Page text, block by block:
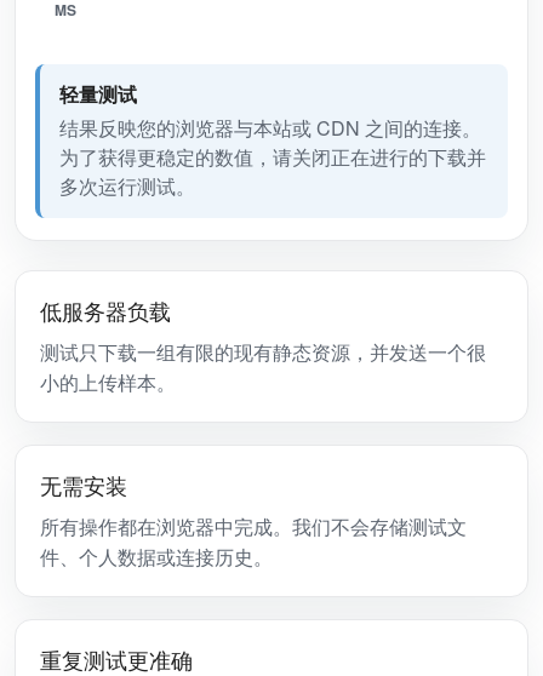
MS
轻量测试
结果反映您的浏览器与本站或 CDN 之间的连接。
为了获得更稳定的数值，请关闭正在进行的下载并
多次运行测试。
低服务器负载
测试只下载一组有限的现有静态资源，并发送一个很
小的上传样本。
无需安装
所有操作都在浏览器中完成。我们不会存储测试文
件、个人数据或连接历史。
重复测试更准确